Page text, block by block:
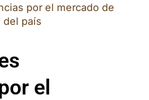
por el mercado de
del país
el